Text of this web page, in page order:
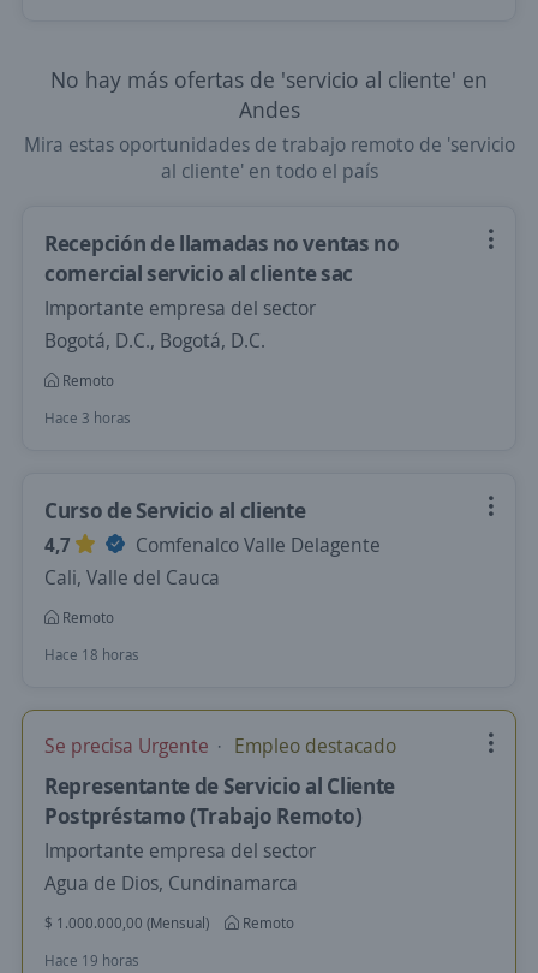
No hay más ofertas de 'servicio al cliente' en
Andes
Mira estas oportunidades de trabajo remoto de 'servicio
al cliente' en todo el país
Recepción de llamadas no ventas no
comercial servicio al cliente sac
Importante empresa del sector
Bogotá, D.C., Bogotá, D.C.
Remoto
Hace 3 horas
Curso de Servicio al cliente
4,7
Comfenalco Valle Delagente
Cali, Valle del Cauca
Remoto
Hace 18 horas
Se precisa Urgente Empleo destacado
Representante de Servicio al Cliente
Postpréstamo (Trabajo Remoto)
Importante empresa del sector
Agua de Dios, Cundinamarca
$ 1.000.000,00 (Mensual)
Remoto
Hace 19 horas